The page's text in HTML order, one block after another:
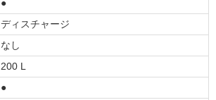
●
ディスチャージ
なし
200 L
●